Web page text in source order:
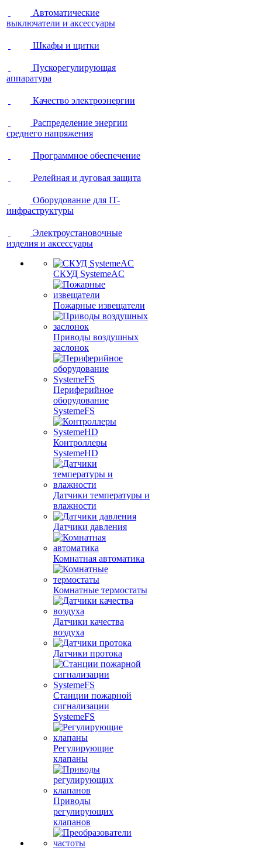
Автоматические
выключатели и аксессуары
Шкафы и щитки
Пускорегулирующая
аппаратура
Качество электроэнергии
Распределение энергии
среднего напряжения
Программное обеспечение
Релейная и дуговая защита
Оборудование для IT-
инфраструктуры
Электроустановочные
изделия и аксессуары
СКУД SystemeAC
Пожарные извещатели
Приводы воздушных
заслонок
Периферийное
оборудование
SystemeFS
Контроллеры
SystemeHD
Датчики температуры и
влажности
Датчики давления
Комнатная автоматика
Комнатные термостаты
Датчики качества
воздуха
Датчики протока
Станции пожарной
сигнализации
SystemeFS
Регулирующие
клапаны
Приводы
регулирующих
клапанов